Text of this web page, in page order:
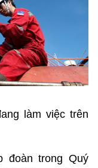
làm việc trên
đoàn trong Quý